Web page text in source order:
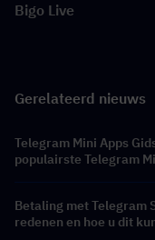
Bigo Live
Gerelateerd nieuws
Telegram Mini Apps
populairste Telegram
Betaling met Telegram
redenen en hoe u dit